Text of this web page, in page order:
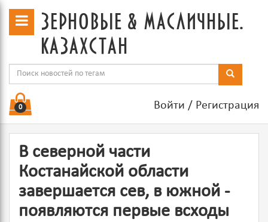
зерновые & масличные.
казахстан
Войти / Регистрация
0
В северной части
Костанайской области
завершается сев, в южной -
появляются первые всходы